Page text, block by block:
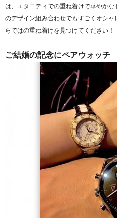
は、エタニティでの重ね着けで華やか
のデザイン組み合わせでもすごくオシ
らではの重ね着けを見つけてください！
ご結婚の記念にペアウォッチ